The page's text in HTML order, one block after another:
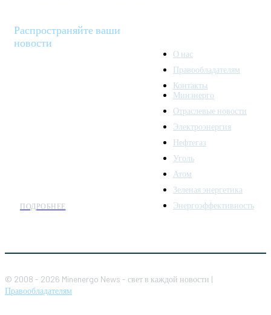
Распространяйте ваши
новости
ПОДРОБНЕЕ
О нас
Правообладателям
Контакты
Минэнерго
Отраслевые новости
Электроэнергия
Нефтегаз
Уголь
Атом
Зеленая энергетика
Энергоэффективность
© 2008 - 2026 Minenergo News - свет в каждой новости |
Правообладателям